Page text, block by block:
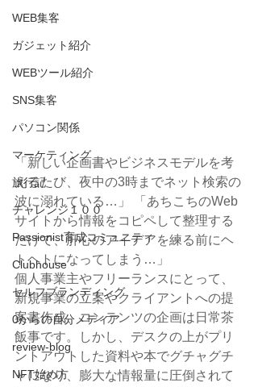
WEB集客
ガジェット紹介
WEBツール紹介
SNS集客
パソコン関係
マーケティング
旅行記
チャレンジ１００
Passionist育成コミュニティ
Clubhouse
セルフブランディング
0からの自分メディア
review-blog
NFT始め方
「新しい企画書やビジネスモデルを考
えるたび、夜中の3時までネット検索の
波に溺れている…」 「あちこちのWeb
サイトから情報をコピペして整理する
だけで、肝心のアイデアを練る前にヘ
トヘトになってしまう…」
個人事業主やフリーランスにとって、
新規事業の立案やクライアントへの提
案書作成、コンテンツの企画は日常茶
飯事です。しかし、デスクの上がプリ
ントアウトした資料や本でグチャグチ
ャになり、膨大な情報量に圧倒されて